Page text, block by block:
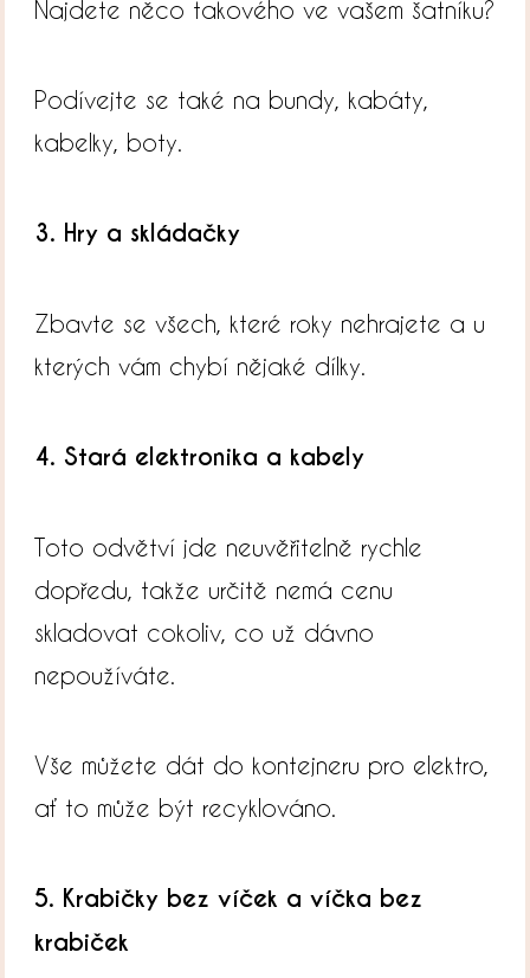
Najdete něco takového ve vašem šatníku?
Podívejte se také na bundy, kabáty,
kabelky, boty.
3. Hry a skládačky
Zbavte se všech, které roky nehrajete a u
kterých vám chybí nějaké dílky.
4. Stará elektronika a kabely
Toto odvětví jde neuvěřitelně rychle
dopředu, takže určitě nemá cenu
skladovat cokoliv, co už dávno
nepoužíváte.
Vše můžete dát do kontejneru pro elektro,
ať to může být recyklováno.
5. Krabičky bez víček a víčka bez
krabiček